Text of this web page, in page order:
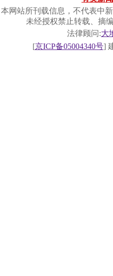
本网站所刊载信息，不代表中
未经授权禁止转载、摘
法律顾问:大
[京ICP备05004340号]